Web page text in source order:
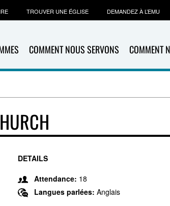
COMMENT NOUS SERVONS COMMENT
TROUVER UNE ÉGLISE DEMANDEZ À L’EMU
DETAILS
Attendance: 18
Langues parlées: Anglais